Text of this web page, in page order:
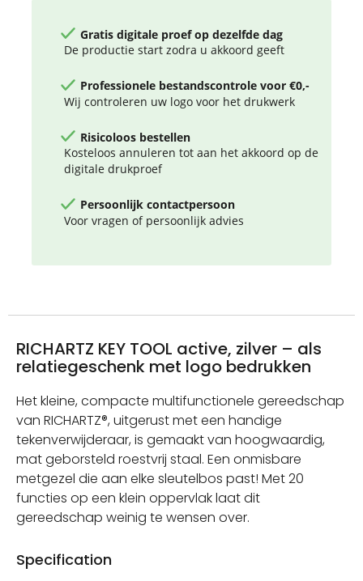
Gratis digitale proef op dezelfde dag
De productie start zodra u akkoord geeft
Professionele bestandscontrole voor €0,-
Wij controleren uw logo voor het drukwerk
Risicoloos bestellen
Kosteloos annuleren tot aan het akkoord op de
digitale drukproef
Persoonlijk contactpersoon
Voor vragen of persoonlijk advies
RICHARTZ KEY TOOL active, zilver – als
relatiegeschenk met logo bedrukken
Het kleine, compacte multifunctionele gereedschap
van RICHARTZ®, uitgerust met een handige
tekenverwijderaar, is gemaakt van hoogwaardig,
mat geborsteld roestvrij staal. Een onmisbare
metgezel die aan elke sleutelbos past! Met 20
functies op een klein oppervlak laat dit
gereedschap weinig te wensen over.
Specification